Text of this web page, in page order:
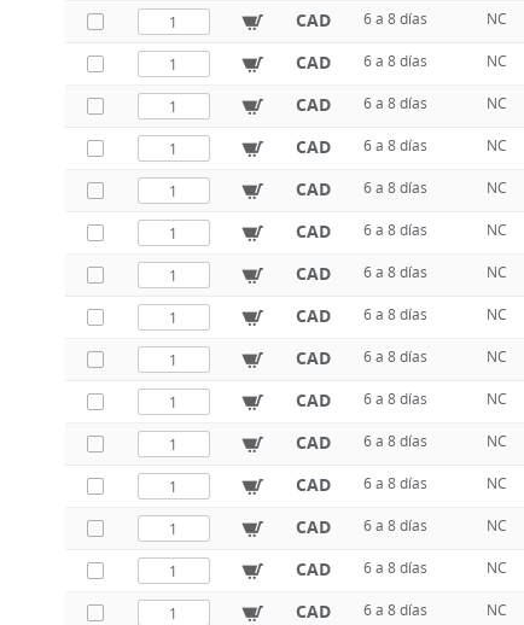
CAD 6 a 8 días NC
CAD 6 a 8 días NC
CAD 6 a 8 días NC
CAD 6 a 8 días NC
CAD 6 a 8 días NC
CAD 6 a 8 días NC
CAD 6 a 8 días NC
CAD 6 a 8 días NC
CAD 6 a 8 días NC
CAD 6 a 8 días NC
CAD 6 a 8 días NC
CAD 6 a 8 días NC
CAD 6 a 8 días NC
CAD 6 a 8 días NC
CAD 6 a 8 días NC